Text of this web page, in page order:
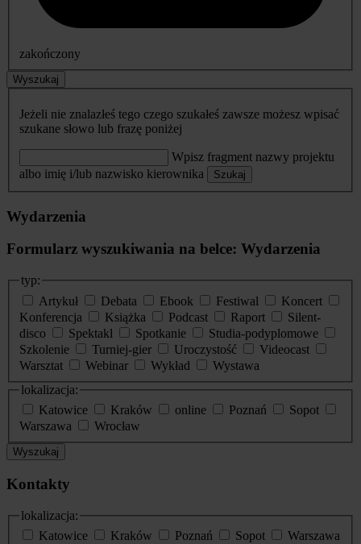
zakończony
Wyszukaj
Jeżeli nie znalazłeś tego czego szukałeś zawsze możesz wpisać
szukane słowo lub frazę poniżej
Wpisz fragment nazwy projektu
albo imię i/lub nazwisko kierownika
Szukaj
Wydarzenia
Formularz wyszukiwania na belce: Wydarzenia
typ:
Artykuł
Debata Ebook Festiwal
Koncert
Konferencja
Książka Podcast Raport
Silent-
disco
Spektakl Spotkanie
Studia-podyplomowe
Szkolenie
Turniej-gier Uroczystość
Videocast
Warsztat
Webinar Wykład
Wystawa
lokalizacja:
Katowice
Kraków online Poznań
Sopot
Warszawa
Wrocław
Wyszukaj
Kontakty
lokalizacja:
Katowice
Kraków Poznań Sopot
Warszawa